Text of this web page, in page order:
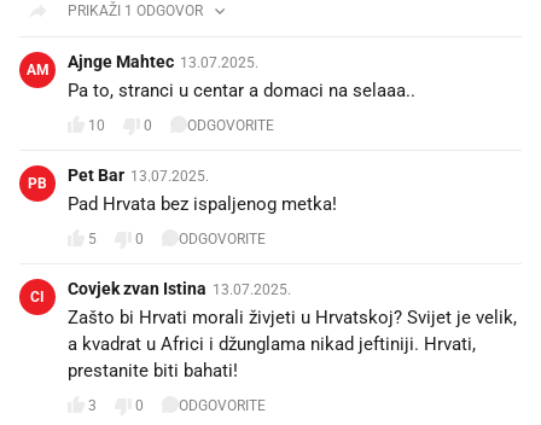
PRIKAŽI 1 ODGOVOR
AM Ajnge Mahtec 13.07.2025.
Pa to, stranci u centar a domaci na selaaa..
10 0 ODGOVORITE
PB Pet Bar 13.07.2025.
Pad Hrvata bez ispaljenog metka!
5 0 ODGOVORITE
CI Covjek zvan Istina 13.07.2025.
Zašto bi Hrvati morali živjeti u Hrvatskoj? Svijet je velik,
a kvadrat u Africi i džunglama nikad jeftiniji. Hrvati,
prestanite biti bahati!
3 0 ODGOVORITE